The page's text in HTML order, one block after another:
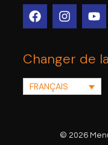
Changer de
FRANÇAIS
© 2026